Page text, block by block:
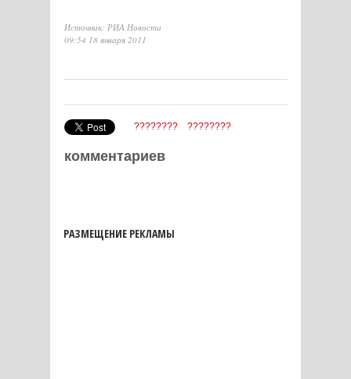
Источник: РИА Новости
09:54 18 января 2011
???????? ????????
комментариев
РАЗМЕЩЕНИЕ РЕКЛАМЫ